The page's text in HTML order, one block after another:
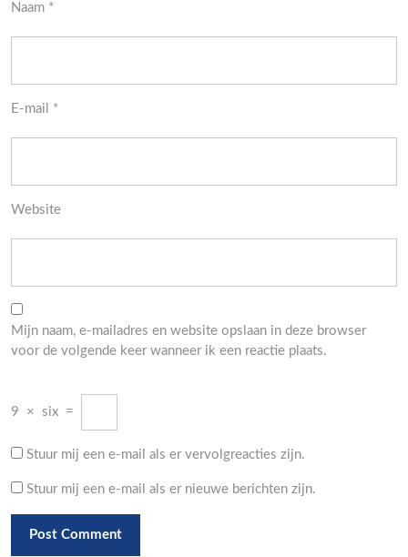
Naam *
E-mail *
Website
Mijn naam, e-mailadres en website opslaan in deze browser
voor de volgende keer wanneer ik een reactie plaats.
9 × six =
Stuur mij een e-mail als er vervolgreacties zijn.
Stuur mij een e-mail als er nieuwe berichten zijn.